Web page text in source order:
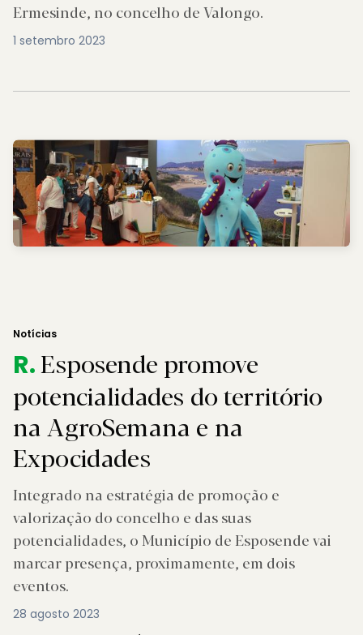
Ermesinde, no concelho de Valongo.
1 setembro 2023
Notícias
R.Esposende promove
potencialidades do território
na AgroSemana e na
Expocidades
Integrado na estratégia de promoção e
valorização do concelho e das suas
potencialidades, o Município de Esposende vai
marcar presença, proximamente, em dois
eventos.
28 agosto 2023